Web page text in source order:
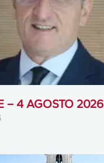
– 4 AGOSTO 2026